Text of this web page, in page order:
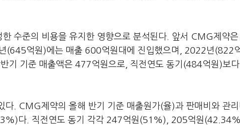
수준의 비용을 유지한 영향으로 분석된다. 앞서 CMG제약
(645억원)에는 매출 600억원대에 진입했으며, 2022년(822
기 기준 매출액은 477억원으로, 직전연도 동기(484억원)보
다. CMG제약의 올해 반기 기준 매출원가(율)과 판매비와 관
다. 직전연도 동기 각각 247억원(51%), 205억원